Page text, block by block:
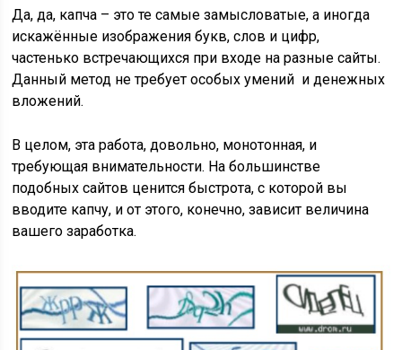
Да, да, капча – это те самые замысловатые, а иногда
искажённые изображения букв, слов и цифр,
частенько встречающихся при входе на разные сайты.
Данный метод не требует особых умений и денежных
вложений.
В целом, эта работа, довольно, монотонная, и
требующая внимательности. На большинстве
подобных сайтов ценится быстрота, с которой вы
вводите капчу, и от этого, конечно, зависит величина
вашего заработка.